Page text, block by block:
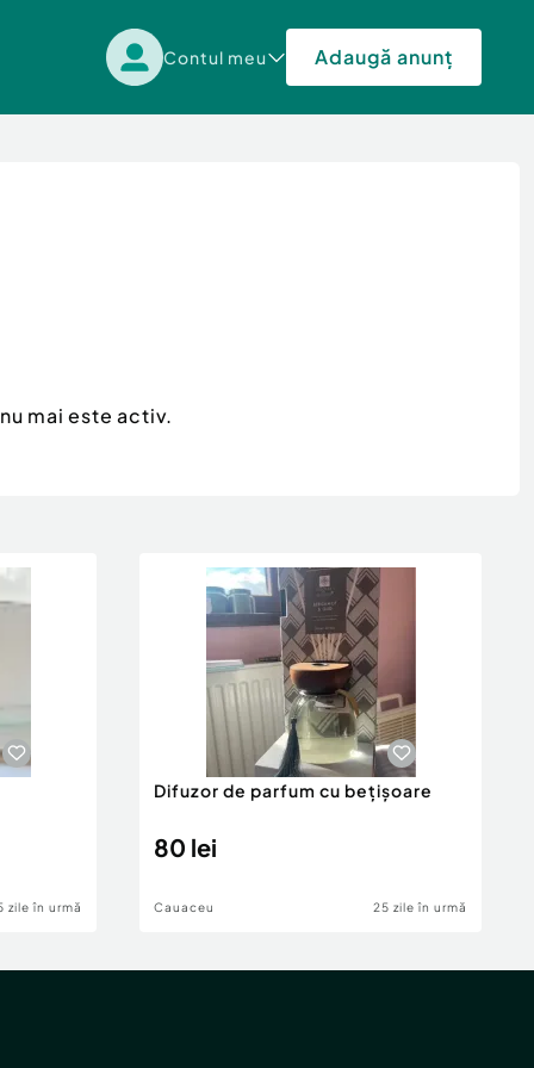
Contul meu Adaugă anunț
mai este activ.
zile în urmă
Difuzor de parfum cu bețișoare
80 lei
Cauaceu 25 zile în urmă